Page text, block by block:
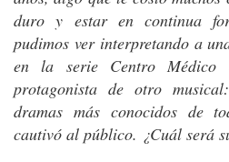
duro y estar en continua
pudimos ver interpretando a
en la serie Centro
protagonista de otro
dramas más conocidos de
cautivó al público. ¿Cuál será